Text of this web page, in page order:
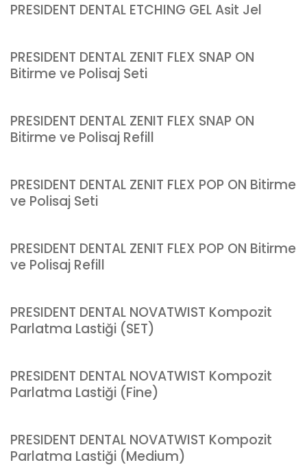
PRESIDENT DENTAL ETCHING GEL Asit Jel
PRESIDENT DENTAL ZENIT FLEX SNAP ON
Bitirme ve Polisaj Seti
PRESIDENT DENTAL ZENIT FLEX SNAP ON
Bitirme ve Polisaj Refill
PRESIDENT DENTAL ZENIT FLEX POP ON Bitirme
ve Polisaj Seti
PRESIDENT DENTAL ZENIT FLEX POP ON Bitirme
ve Polisaj Refill
PRESIDENT DENTAL NOVATWIST Kompozit
Parlatma Lastiği (SET)
PRESIDENT DENTAL NOVATWIST Kompozit
Parlatma Lastiği (Fine)
PRESIDENT DENTAL NOVATWIST Kompozit
Parlatma Lastiği (Medium)